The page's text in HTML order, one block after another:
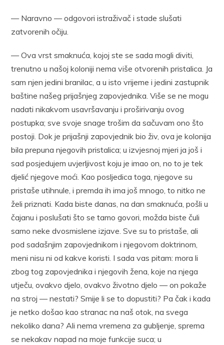
— Naravno — odgovori istraživač i stade slušati
zatvorenih očiju.
— Ova vrst smaknuća, kojoj ste se sada mogli diviti,
trenutno u našoj koloniji nema više otvorenih pristalica. Ja
sam njen jedini branilac, a u isto vrijeme i jedini zastupnik
baštine našeg prijašnjeg zapovjednika. Više se ne mogu
nadati nikakvom usavršavanju i proširivanju ovog
postupka; sve svoje snage trošim da sačuvam ono što
postoji. Dok je prijašnji zapovjednik bio živ, ova je kolonija
bila prepuna njegovih pristalica; u izvjesnoj mjeri ja još i
sad posjedujem uvjerljivost koju je imao on, no to je tek
djelić njegove moći. Kao posljedica toga, njegove su
pristaše utihnule, i premda ih ima još mnogo, to nitko ne
želi priznati. Kada biste danas, na dan smaknuća, pošli u
čajanu i poslušati što se tamo govori, možda biste čuli
samo neke dvosmislene izjave. Sve su to pristaše, ali
pod sadašnjim zapovjednikom i njegovom doktrinom,
meni nisu ni od kakve koristi. I sada vas pitam: mora li
zbog tog zapovjednika i njegovih žena, koje na njega
utječu, ovakvo djelo, ovakvo životno djelo — on pokaže
na stroj — nestati? Smije li se to dopustiti? Pa čak i kada
je netko došao kao stranac na naš otok, na svega
nekoliko dana? Ali nema vremena za gubljenje, sprema
se nekakav napad na moje funkcije suca; u